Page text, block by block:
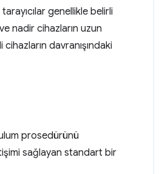
genellikle belirli
nadir cihazların uzun
davranışındaki
prosedürünü
sağlayan standart bir